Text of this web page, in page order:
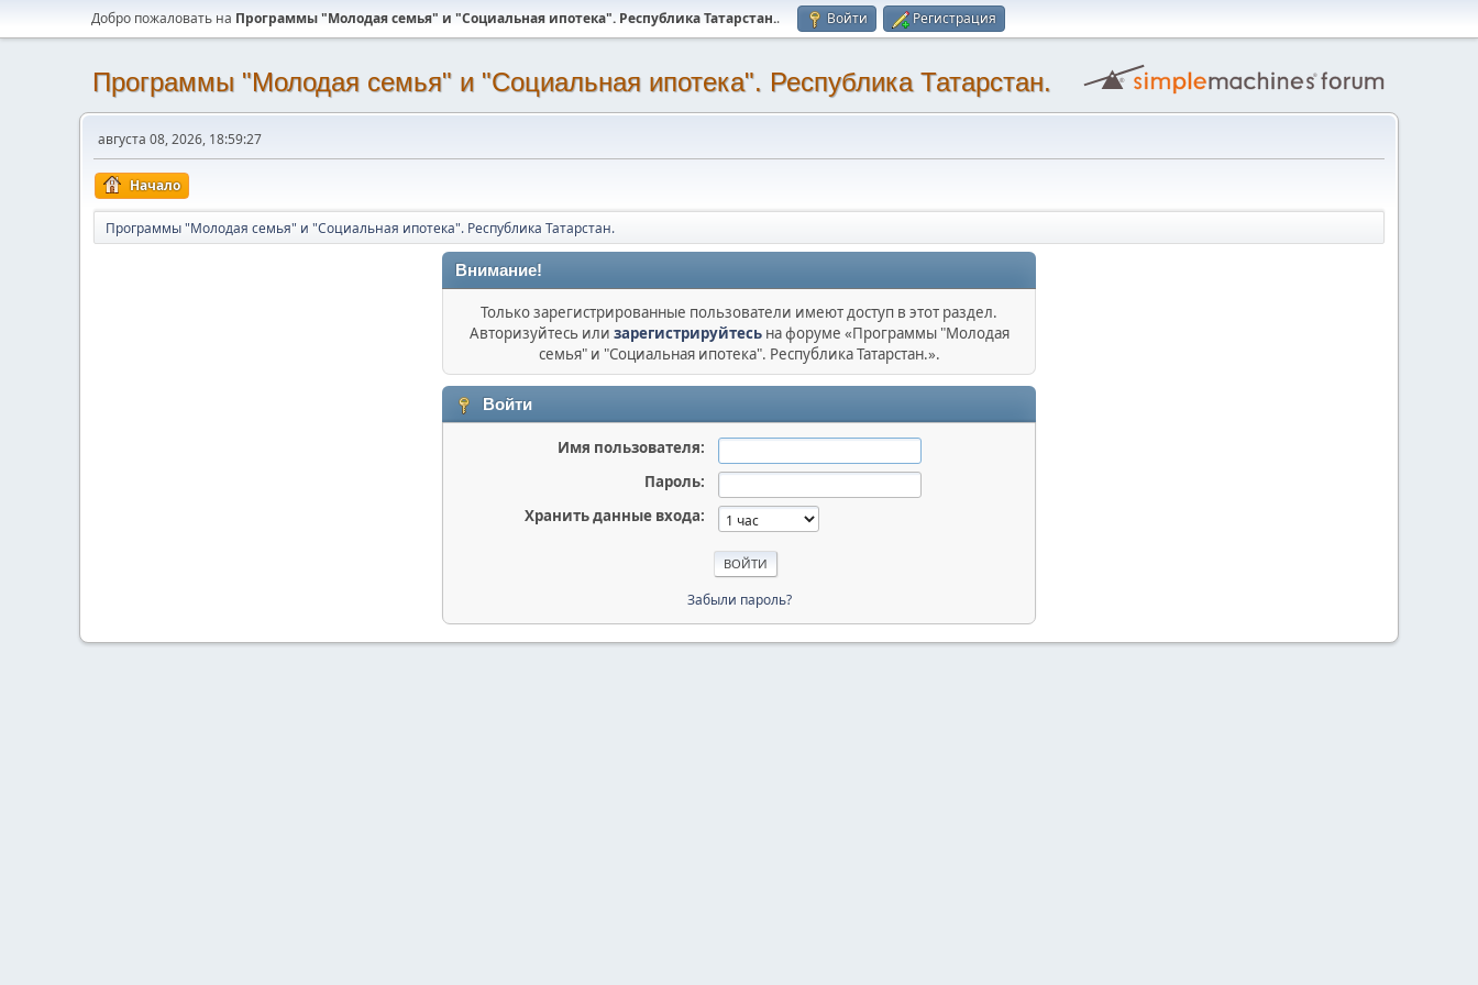
Добро пожаловать на Программы "Молодая семья" и "Социальная ипотека". Республика Татарстан.. Войти Регистрация
Программы "Молодая семья" и "Социальная ипотека". Республика Татарстан.
августа 08, 2026, 18:59:27
Начало
Программы "Молодая семья" и "Социальная ипотека". Республика Татарстан.
Внимание!
Только зарегистрированные пользователи имеют доступ в этот раздел.
Авторизуйтесь или зарегистрируйтесьна форуме «Программы "Молодая
семья" и "Социальная ипотека". Республика Татарстан.».
Войти
Имя пользователя:
Пароль:
Хранить данные входа:
Забыли пароль?